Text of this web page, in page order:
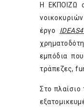
Η ΕΚΠΟΙΖΩ
έργο
εμπόδια
τράπεζες,
Στο πλαίσιο